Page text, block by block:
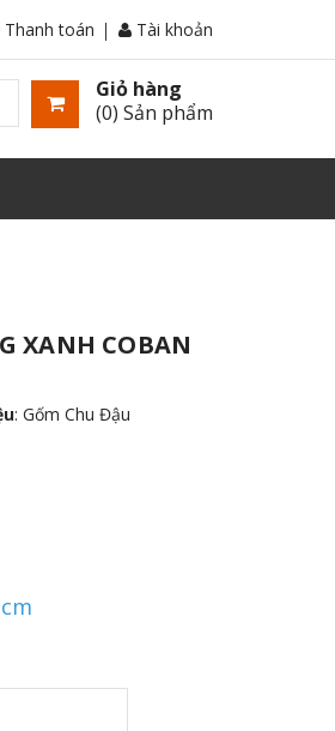
Tài khoản
Thanh toán
Giỏ hàng
(0) Sản phẩm
XANH COBAN
: Gốm Chu Đậu